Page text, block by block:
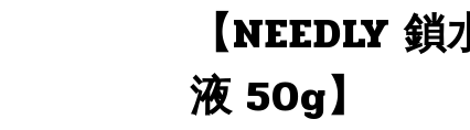
【NEEDLY
液 50g】